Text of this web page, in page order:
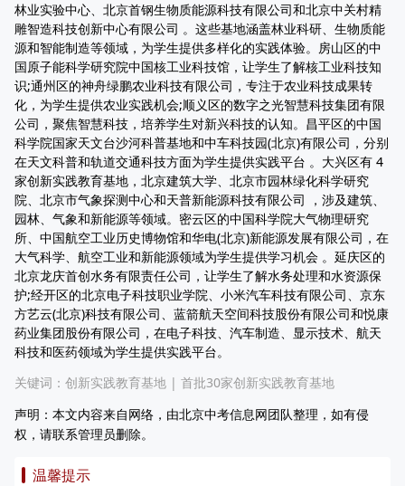
林业实验中心、北京首钢生物质能源科技有限公司和北京中关村精
雕智造科技创新中心有限公司 。这些基地涵盖林业科研、生物质能
源和智能制造等领域，为学生提供多样化的实践体验。房山区的中
国原子能科学研究院中国核工业科技馆，让学生了解核工业科技知
识;通州区的神舟绿鹏农业科技有限公司，专注于农业科技成果转
化，为学生提供农业实践机会;顺义区的数字之光智慧科技集团有限
公司，聚焦智慧科技，培养学生对新兴科技的认知。昌平区的中国
科学院国家天文台沙河科普基地和中车科技园(北京)有限公司，分别
在天文科普和轨道交通科技方面为学生提供实践平台 。大兴区有 4
家创新实践教育基地，北京建筑大学、北京市园林绿化科学研究
院、北京市气象探测中心和天普新能源科技有限公司 ，涉及建筑、
园林、气象和新能源等领域。密云区的中国科学院大气物理研究
所、中国航空工业历史博物馆和华电(北京)新能源发展有限公司，在
大气科学、航空工业和新能源领域为学生提供学习机会 。延庆区的
北京龙庆首创水务有限责任公司，让学生了解水务处理和水资源保
护;经开区的北京电子科技职业学院、小米汽车科技有限公司、京东
方艺云(北京)科技有限公司、蓝箭航天空间科技股份有限公司和悦康
药业集团股份有限公司，在电子科技、汽车制造、显示技术、航天
科技和医药领域为学生提供实践平台。
关键词： 创新实践教育基地 | 首批30家创新实践教育基地
声明：本文内容来自网络，由北京中考信息网团队整理，如有侵
权，请联系管理员删除。
温馨提示